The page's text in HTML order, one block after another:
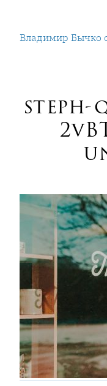
содержимому
Владимир Бычко
steph-